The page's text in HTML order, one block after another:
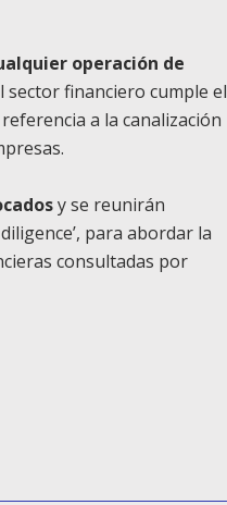
operación de
sector financiero cumple el
a la canalización
y se reunirán
para abordar la
consultadas por